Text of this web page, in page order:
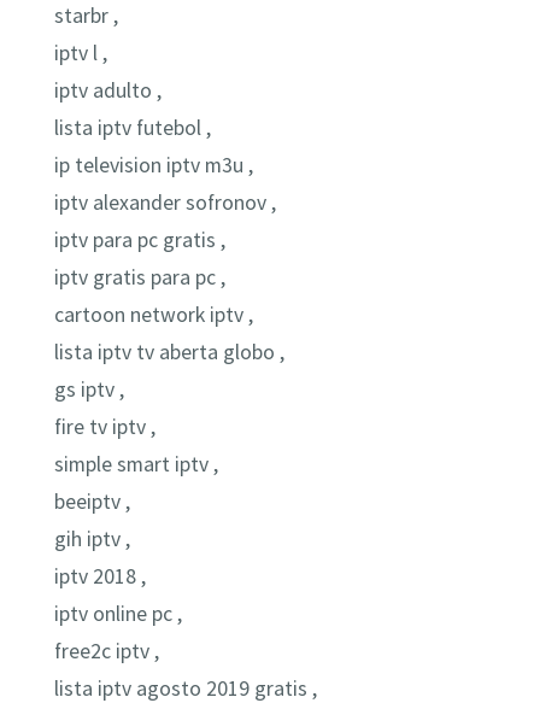
starbr ,
iptv l ,
iptv adulto ,
lista iptv futebol ,
ip television iptv m3u ,
iptv alexander sofronov ,
iptv para pc gratis ,
iptv gratis para pc ,
cartoon network iptv ,
lista iptv tv aberta globo ,
gs iptv ,
fire tv iptv ,
simple smart iptv ,
beeiptv ,
gih iptv ,
iptv 2018 ,
iptv online pc ,
free2c iptv ,
lista iptv agosto 2019 gratis ,